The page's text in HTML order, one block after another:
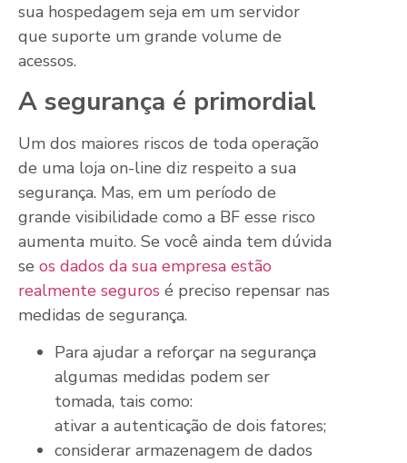
sua hospedagem seja em um servidor
que suporte um grande volume de
acessos.
A segurança é primordial
Um dos maiores riscos de toda operação
de uma loja on-line diz respeito a sua
segurança. Mas, em um período de
grande visibilidade como a BF esse risco
aumenta muito. Se você ainda tem dúvida
se os dados da sua empresa estão
realmente seguros é preciso repensar nas
medidas de segurança.
Para ajudar a reforçar na segurança
algumas medidas podem ser
tomada, tais como:
ativar a autenticação de dois fatores;
considerar armazenagem de dados